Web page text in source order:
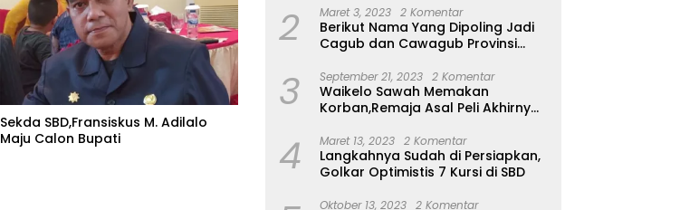
Sekda SBD,Fransiskus M. Adilalo
Maju Calon Bupati
2 Maret 3, 2023 2 Komentar
Berikut Nama Yang Dipoling Jadi
Cagub dan Cawagub Provinsi
3 September 21, 2023 2 Komentar
Waikelo Sawah Memakan
Korban,Remaja Asal Peli Akhirnya
4 Maret 13, 2023 2 Komentar
Langkahnya Sudah di Persiapkan,
Golkar Optimistis 7 Kursi di SBD
Oktober 13, 2023 2 Komentar